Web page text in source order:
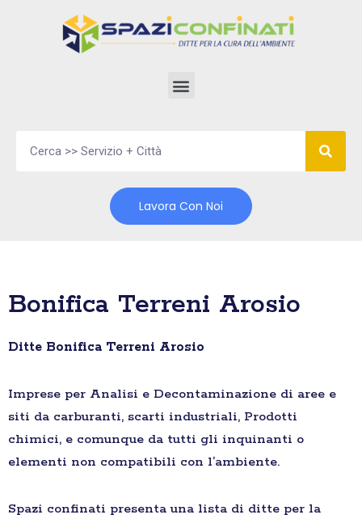
Lavora Con Noi
Bonifica Terreni Arosio
Ditte Bonifica Terreni Arosio
Imprese per Analisi e Decontaminazione di aree e
siti da carburanti, scarti industriali, Prodotti
chimici, e comunque da tutti gli inquinanti o
elementi non compatibili con l’ambiente.
Spazi confinati presenta una lista di ditte per la